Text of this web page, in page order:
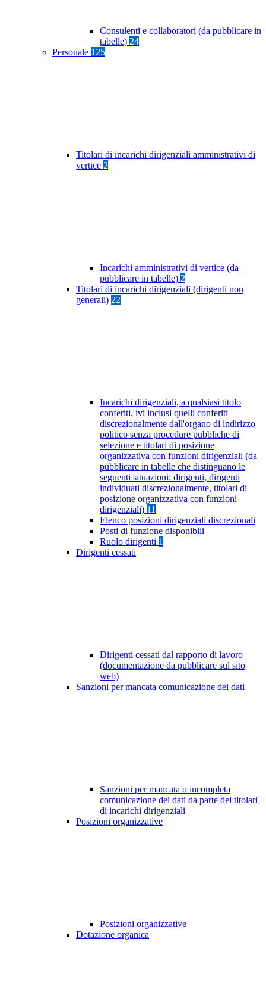
Consulenti e collaboratori (da pubblicare in
tabelle) 24
Personale 125
Titolari di incarichi dirigenziali amministrativi di
vertice 2
Incarichi amministrativi di vertice (da
pubblicare in tabelle) 2
Titolari di incarichi dirigenziali (dirigenti non
generali) 22
Incarichi dirigenziali, a qualsiasi titolo
conferiti, ivi inclusi quelli conferiti
discrezionalmente dall'organo di indirizzo
politico senza procedure pubbliche di
selezione e titolari di posizione
organizzativa con funzioni dirigenziali (da
pubblicare in tabelle che distinguano le
seguenti situazioni: dirigenti, dirigenti
individuati discrezionalmente, titolari di
posizione organizzativa con funzioni
dirigenziali) 11
Elenco posizioni dirigenziali discrezionali
Posti di funzione disponibili
Ruolo dirigenti 1
Dirigenti cessati
Dirigenti cessati dal rapporto di lavoro
(documentazione da pubblicare sul sito
web)
Sanzioni per mancata comunicazione dei dati
Sanzioni per mancata o incompleta
comunicazione dei dati da parte dei titolari
di incarichi dirigenziali
Posizioni organizzative
Posizioni organizzative
Dotazione organica